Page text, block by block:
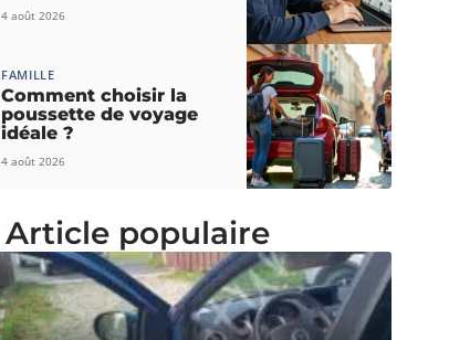
4 août 2026
FAMILLE
Comment choisir la
poussette de voyage
idéale ?
4 août 2026
Article populaire